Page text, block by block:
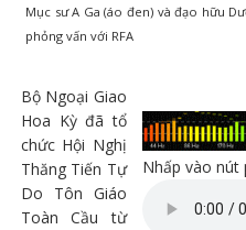
Mục sư A Ga (áo đen) và đạo hữu
phỏng vấn với RFA
Nhấp vào
Bộ Ngoại Giao
Hoa Kỳ đã tổ
chức Hội Nghị
Thăng Tiến Tự
Do Tôn Giáo
Toàn Cầu từ